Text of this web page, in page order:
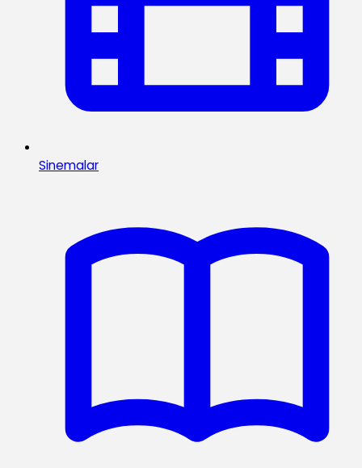
Sinemalar